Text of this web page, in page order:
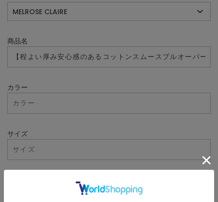
商品名
カラー
サイズ